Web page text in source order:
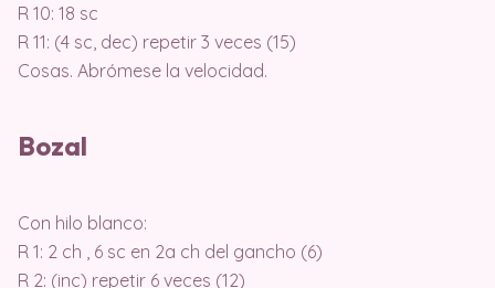
R 10: 18 sc
R 11: (4 sc, dec) repetir 3 veces (15)
Cosas. Abrómese la velocidad.
Bozal
Con hilo blanco:
R 1: 2 ch , 6 sc en 2a ch del gancho (6)
R 2: (inc) repetir 6 veces (12)